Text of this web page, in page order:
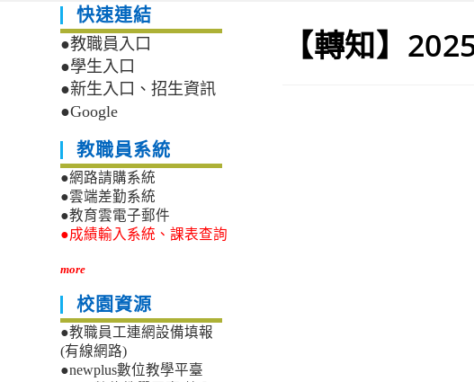
【轉知】
快速連結
●教職員入口
●學生入口
●新生入口、招生資訊
●Google
教職員系統
●網路請購系統
●雲端差勤系統
●教育雲電子郵件
●成績輸入系統、課表查詢
more
校園資源
●教職員工連網設備填報
(有線網路)
●newplus數位教學平臺